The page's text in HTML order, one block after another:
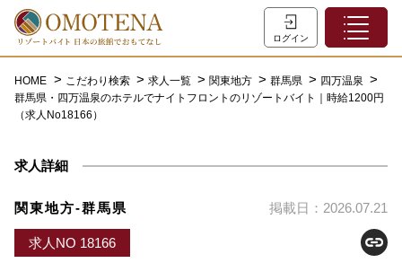
ログイン
ホーム
特集一覧
初めての方へ
お問い合わせ
よくあるご質問
HOME こだわり検索 求人一覧 関東地方 群馬県
四万温泉
群馬県・四万温泉のホテルでナイトフロントのリゾートバイト｜時給1200円
（求人No18166）
求人詳細
関東地方-群馬県 掲載日：2026.07.21
求人NO 18166